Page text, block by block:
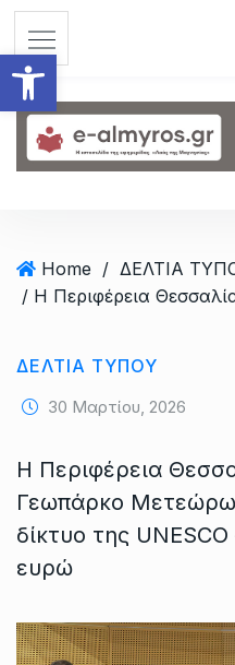
Ανοίξτε τη
Home / ΔΕΛΤΙΑ
ΔΕΛΤΙΑ ΤΥΠΟΥ
30 Μαρτίου, 2026
Η Περιφέρεια
Γεωπάρκο
δίκτυο της
ευρώ